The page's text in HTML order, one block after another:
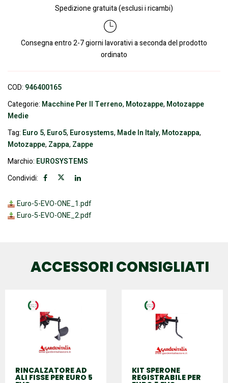
Spedizione gratuita (esclusi i ricambi)
Consegna entro 2-7 giorni lavorativi a seconda del prodotto
ordinato
COD: 946400165
Categorie: Macchine Per Il Terreno, Motozappe, Motozappe
Medie
Tag: Euro 5, Euro5, Eurosystems, Made In Italy, Motozappa,
Motozappe, Zappa, Zappe
Marchio: EUROSYSTEMS
Condividi:
Euro-5-EVO-ONE_1.pdf
Euro-5-EVO-ONE_2.pdf
ACCESSORI CONSIGLIATI
RINCALZATORE AD
ALI FISSE PER EURO 5
KIT SPERONE
REGISTRABILE PER